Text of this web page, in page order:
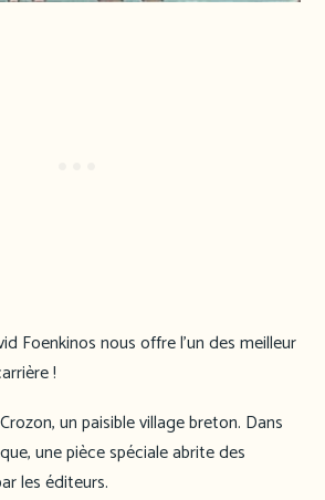
Foenkinos nous offre l’un des meilleur
!
un paisible village breton. Dans
une pièce spéciale abrite des
les éditeurs.